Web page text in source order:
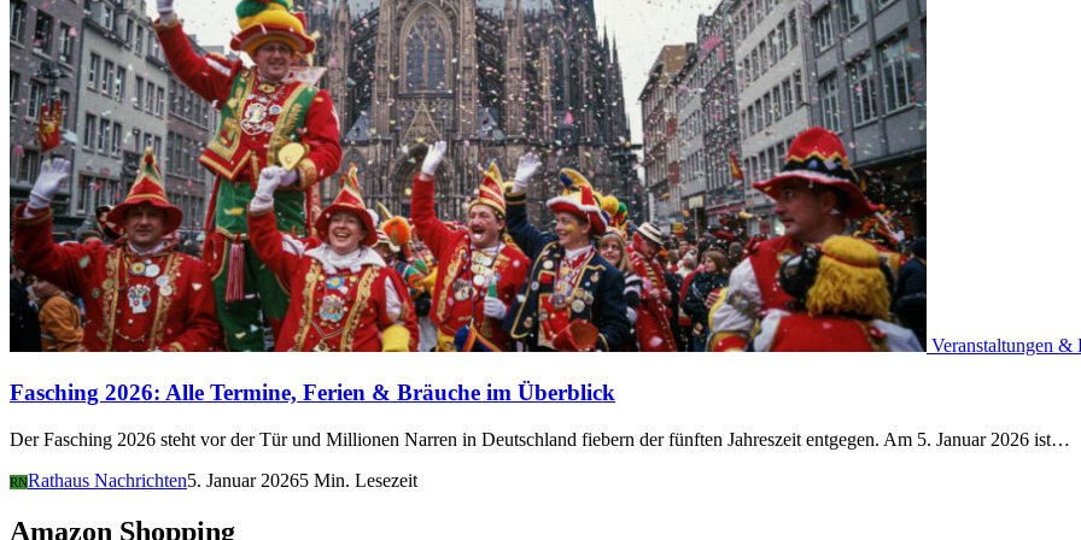
Veranstaltungen &
Fasching 2026: Alle Termine, Ferien & Bräuche im Überblick
Der Fasching 2026 steht vor der Tür und Millionen Narren in Deutschland fiebern der fünften Jahreszeit entgegen. Am 5. Januar 2026 ist…
RNRathaus Nachrichten5. Januar 20265 Min. Lesezeit
Amazon Shopping